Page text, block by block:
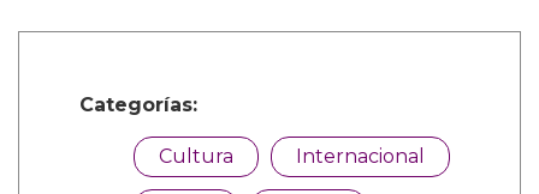
Categorías:
Cultura Internacional